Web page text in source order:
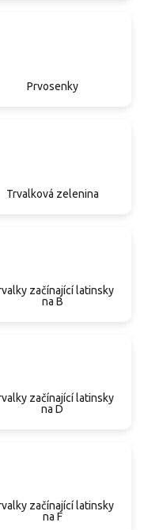
Prvosenky
Trvalková zelenina
začínající latinsky
na B
začínající latinsky
na D
začínající latinsky
na F